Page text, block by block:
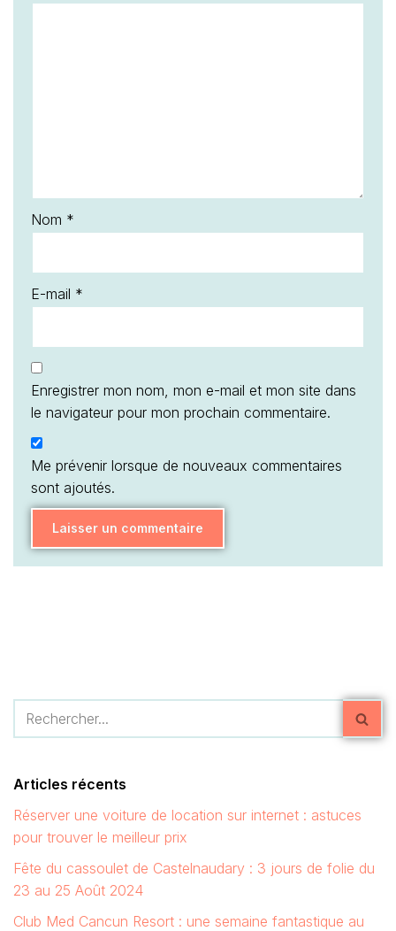
Nom *
E-mail *
Enregistrer mon nom, mon e-mail et mon site dans
le navigateur pour mon prochain commentaire.
Me prévenir lorsque de nouveaux commentaires
sont ajoutés.
Articles récents
Réserver une voiture de location sur internet : astuces
pour trouver le meilleur prix
Fête du cassoulet de Castelnaudary : 3 jours de folie du
23 au 25 Août 2024
Club Med Cancun Resort : une semaine fantastique au